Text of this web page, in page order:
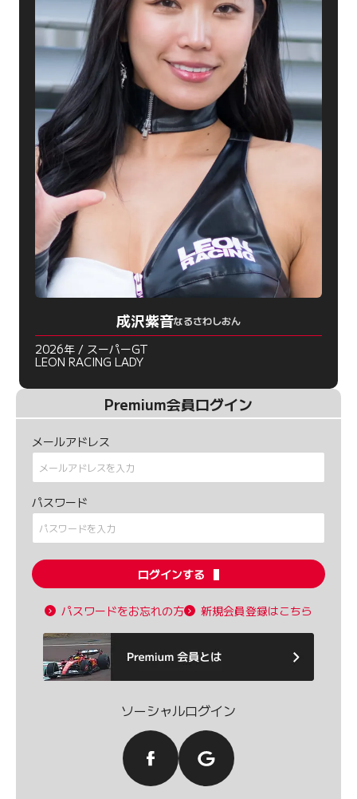
成沢紫音なるさわしおん
2026年 / スーパーGT
LEON RACING LADY
Premium会員ログイン
メールアドレス
パスワード
ログインする
パスワードをお忘れの方 新規会員登録はこちら
ソーシャルログイン